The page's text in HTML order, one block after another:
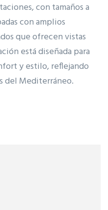
con tamaños a
con amplios
que ofrecen vistas
está diseñada para
y estilo, reflejando
del Mediterráneo.